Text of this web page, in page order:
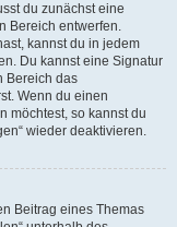
du zunächst eine
Bereich entwerfen.
kannst du in jedem
Du kannst eine Signatur
Bereich das
Wenn du einen
möchtest, so kannst du
wieder deaktivieren.
Beitrag eines Themas